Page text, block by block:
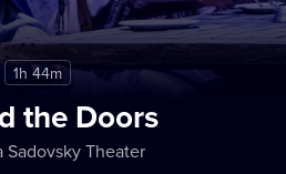
1h 44m
the Doors
Sadovsky Theater